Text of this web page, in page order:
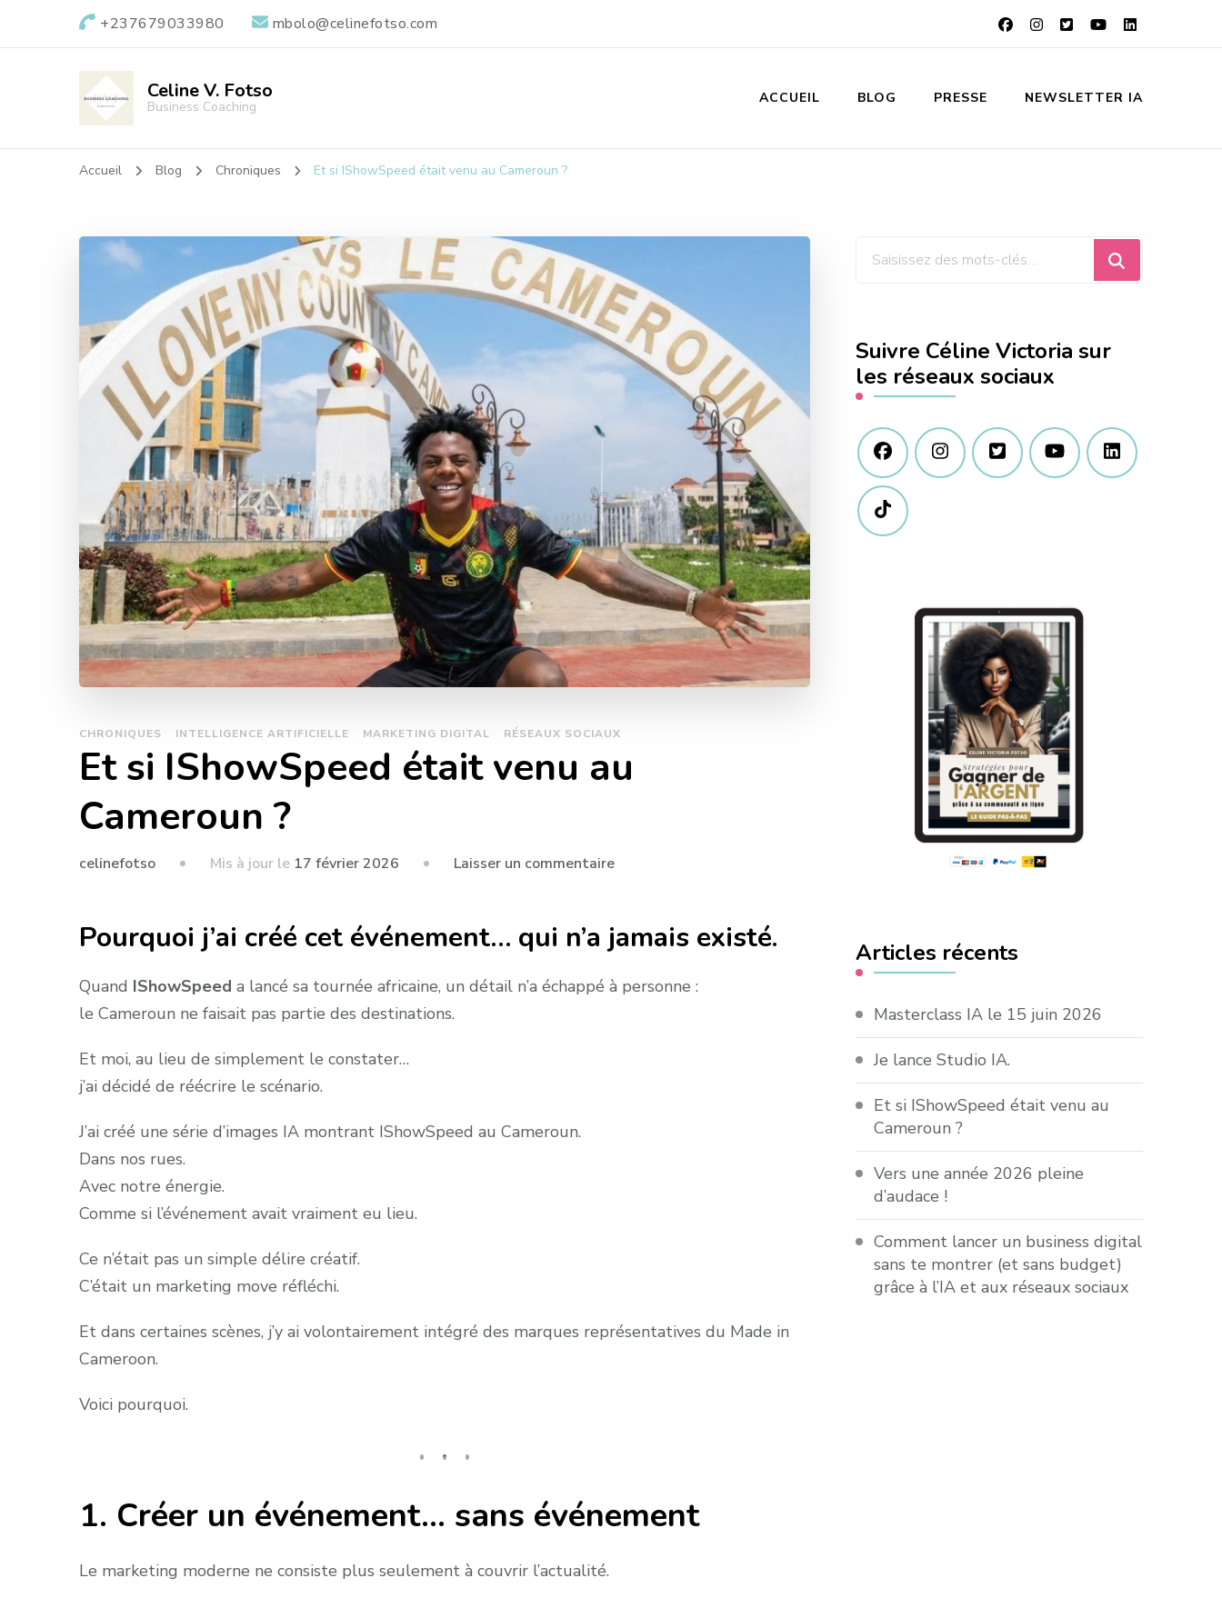
+237679033980 mbolo@celinefotso.com
Celine V. Fotso
Business Coaching
ACCUEIL BLOG PRESSE NEWSLETTER IA
Accueil Blog Chroniques Et si IShowSpeed était venu au Cameroun ?
CHRONIQUES INTELLIGENCE ARTIFICIELLE MARKETING DIGITAL RÉSEAUX SOCIAUX
Et si IShowSpeed était venu au
Cameroun ?
celinefotso Mis à jour le 17 février 2026 Laisser un commentairesur
IShowSpeed
venu
Pourquoi j’ai créé cet événement… qui n’a jamais existé.
Quand IShowSpeed a lancé sa tournée africaine, un détail n’a échappé à personne :
le Cameroun ne faisait pas partie des destinations.
Et moi, au lieu de simplement le constater…
j’ai décidé de réécrire le scénario.
J’ai créé une série d’images IA montrant IShowSpeed au Cameroun.
Dans nos rues.
Avec notre énergie.
Comme si l’événement avait vraiment eu lieu.
Ce n’était pas un simple délire créatif.
C’était un marketing move réfléchi.
Et dans certaines scènes, j’y ai volontairement intégré des marques représentatives du Made in
Cameroon.
Voici pourquoi.
1. Créer un événement… sans événement
Le marketing moderne ne consiste plus seulement à couvrir l’actualité.
Vous
?
Suivre Céline Victoria sur
les réseaux sociaux
Articles récents
Masterclass IA le 15 juin 2026
Je lance Studio IA.
Et si IShowSpeed était venu au
Cameroun ?
Vers une année 2026 pleine
d’audace !
Comment lancer un business digital
sans te montrer (et sans budget)
grâce à l’IA et aux réseaux sociaux